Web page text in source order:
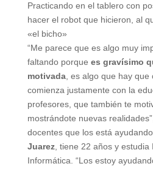
Practicando en el tablero con
hacer el robot que hicieron, al
«el bicho»
“Me parece que es algo muy
faltando porque es gravísimo
motivada, es algo que hay que
comienza justamente con la
profesores, que también te
mostrándote nuevas
docentes que los está
Juarez, tiene 22 años y estudia
Informática. “Los estoy